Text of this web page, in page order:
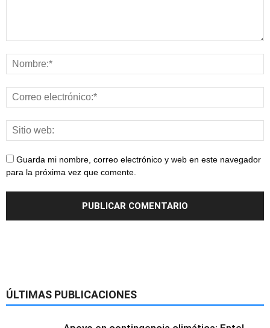
Guarda mi nombre, correo electrónico y web en este navegador
para la próxima vez que comente.
ÚLTIMAS PUBLICACIONES